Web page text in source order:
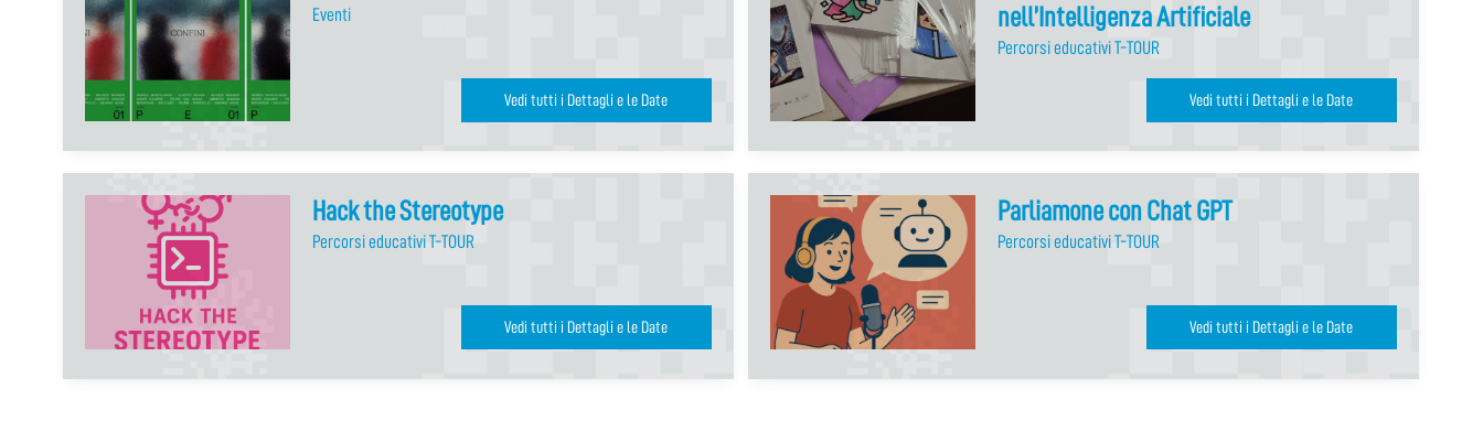
Eventi
Vedi tutti i Dettagli e le Date
nell’Intelligenza Artificiale
Percorsi educativi T-TOUR
Vedi tutti i Dettagli e le Date
Hack the Stereotype
Percorsi educativi T-TOUR
Vedi tutti i Dettagli e le Date
Parliamone con Chat GPT
Percorsi educativi T-TOUR
Vedi tutti i Dettagli e le Date